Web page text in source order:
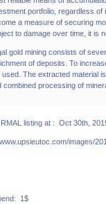
portfolio, regardless
a measure of securing
to damage over time, it is
gold mining consists of
of deposits. To
used. The extracted material
combined processing of
listing at : Oct 30th,
1$